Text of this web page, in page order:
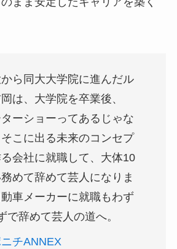
ら同大大学院に進んだル
は、大学院を卒業後、
ターショーってあるじゃな
こに出る未来のコンセプ
る会社に就職して、大体10
めて辞めて芸人になりま
車メーカーに就職もわず
で辞めて芸人の道へ。
チANNEX